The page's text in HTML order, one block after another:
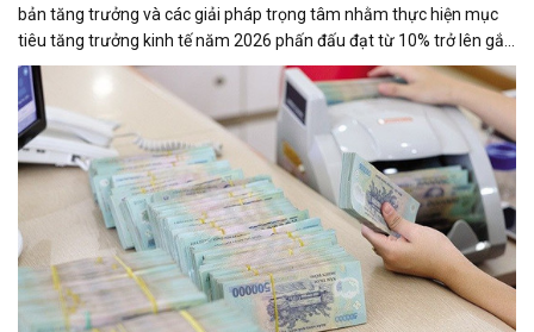
bản tăng trưởng và các giải pháp trọng tâm nhằm thực hiện mục
tiêu tăng trưởng kinh tế năm 2026 phấn đấu đạt từ 10% trở lên gắn
với giữ vững ổn định kinh tế vĩ mô. Một trong những nhiệm vụ đáng
chú ý là nghiên cứu điều hành tiền gửi của Kho bạc Nhà nước tại
các ngân hàng thương mại để tăng nguồn vốn ngắn hạn cho nền
kinh tế.